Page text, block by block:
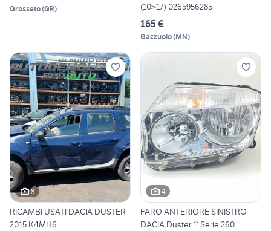
Grosseto(GR)
(10>17) 0265956285
165 €
Gazzuolo(MN)
8
RICAMBI USATI DACIA DUSTER
2015 K4MH6
4
FARO ANTERIORE SINISTRO
DACIA Duster 1° Serie 260